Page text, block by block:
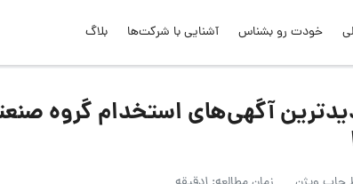
خودت رو بشناس آشنایی با شرکت‌ها بلاگ